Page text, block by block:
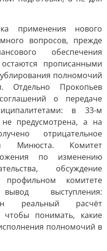
применения нового
вопросов, прежде
обеспечения
прописанными
полномочий
Отдельно Прокопьев
о передаче
в 33-м
предусмотрена, а на
отрицательное
Минюста. Комитет
по изменению
обсуждение
комитете
выступления:
реальный расчёт
чтобы понимать, какие
полномочий в